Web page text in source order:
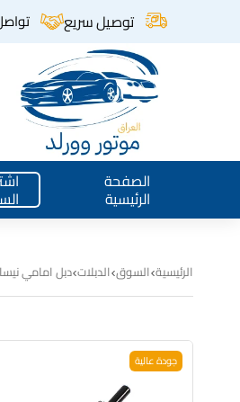
توصيل سريع
الصفحة
الرئيسية
الرئيسية السوق الدبلات دبل امامي
جودة عالية